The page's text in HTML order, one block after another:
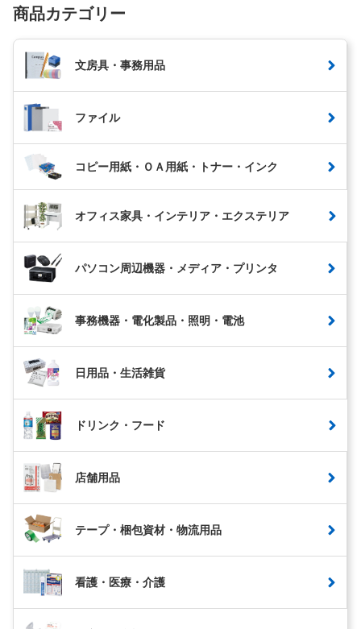
商品カテゴリー
文房具・事務用品
ファイル
コピー用紙・ＯＡ用紙・トナー・インク
オフィス家具・インテリア・エクステリア
パソコン周辺機器・メディア・プリンタ
事務機器・電化製品・照明・電池
日用品・生活雑貨
ドリンク・フード
店舗用品
テープ・梱包資材・物流用品
看護・医療・介護